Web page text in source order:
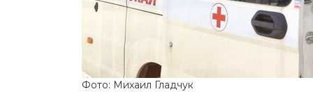
Фото: Михаил Гладчук